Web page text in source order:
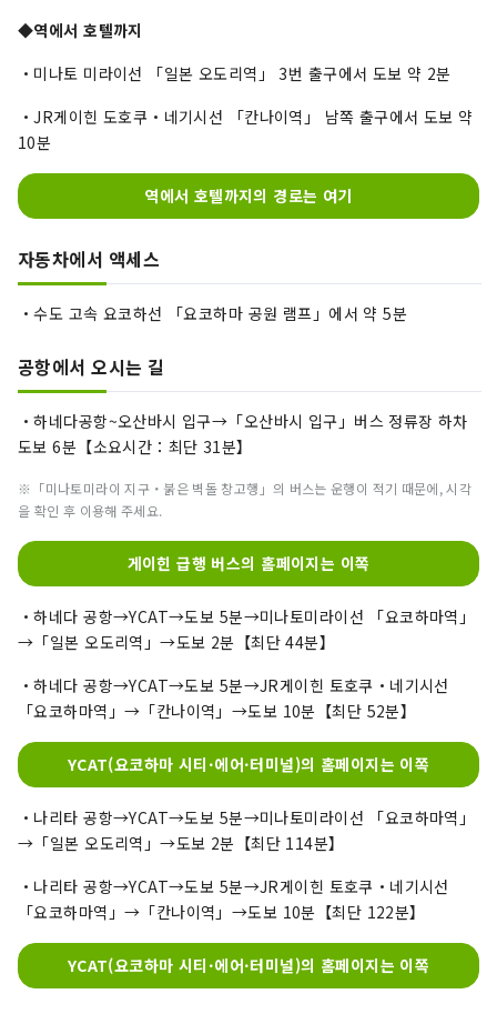
◆역에서 호텔까지
・미나토 미라이선 「일본 오도리역」 3번 출구에서 도보 약 2분
・JR게이힌 도호쿠・네기시선 「칸나이역」 남쪽 출구에서 도보 약
10분
역에서 호텔까지의 경로는 여기
자동차에서 액세스
・수도 고속 요코하선 「요코하마 공원 램프」에서 약 5분
공항에서 오시는 길
・하네다공항~오산바시 입구→「오산바시 입구」버스 정류장 하차
도보 6분【소요시간：최단 31분】
※「미나토미라이 지구・붉은 벽돌 창고행」의 버스는 운행이 적기 때문에, 시각
을 확인 후 이용해 주세요.
게이힌 급행 버스의 홈페이지는 이쪽
・하네다 공항→YCAT→도보 5분→미나토미라이선 「요코하마역」
→「일본 오도리역」→도보 2분【최단 44분】
・하네다 공항→YCAT→도보 5분→JR게이힌 토호쿠・네기시선
「요코하마역」→「칸나이역」→도보 10분【최단 52분】
YCAT(요코하마 시티·에어·터미널)의 홈페이지는 이쪽
・나리타 공항→YCAT→도보 5분→미나토미라이선 「요코하마역」
→「일본 오도리역」→도보 2분【최단 114분】
・나리타 공항→YCAT→도보 5분→JR게이힌 토호쿠・네기시선
「요코하마역」→「칸나이역」→도보 10분【최단 122분】
YCAT(요코하마 시티·에어·터미널)의 홈페이지는 이쪽